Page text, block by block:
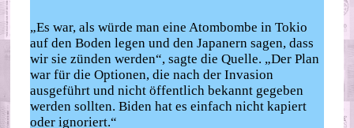
„Es war, als würde man eine Atombombe in Tokio
auf den Boden legen und den Japanern sagen, dass
wir sie zünden werden“, sagte die Quelle. „Der Plan
war für die Optionen, die nach der Invasion
ausgeführt und nicht öffentlich bekannt gegeben
werden sollten. Biden hat es einfach nicht kapiert
oder ignoriert.“